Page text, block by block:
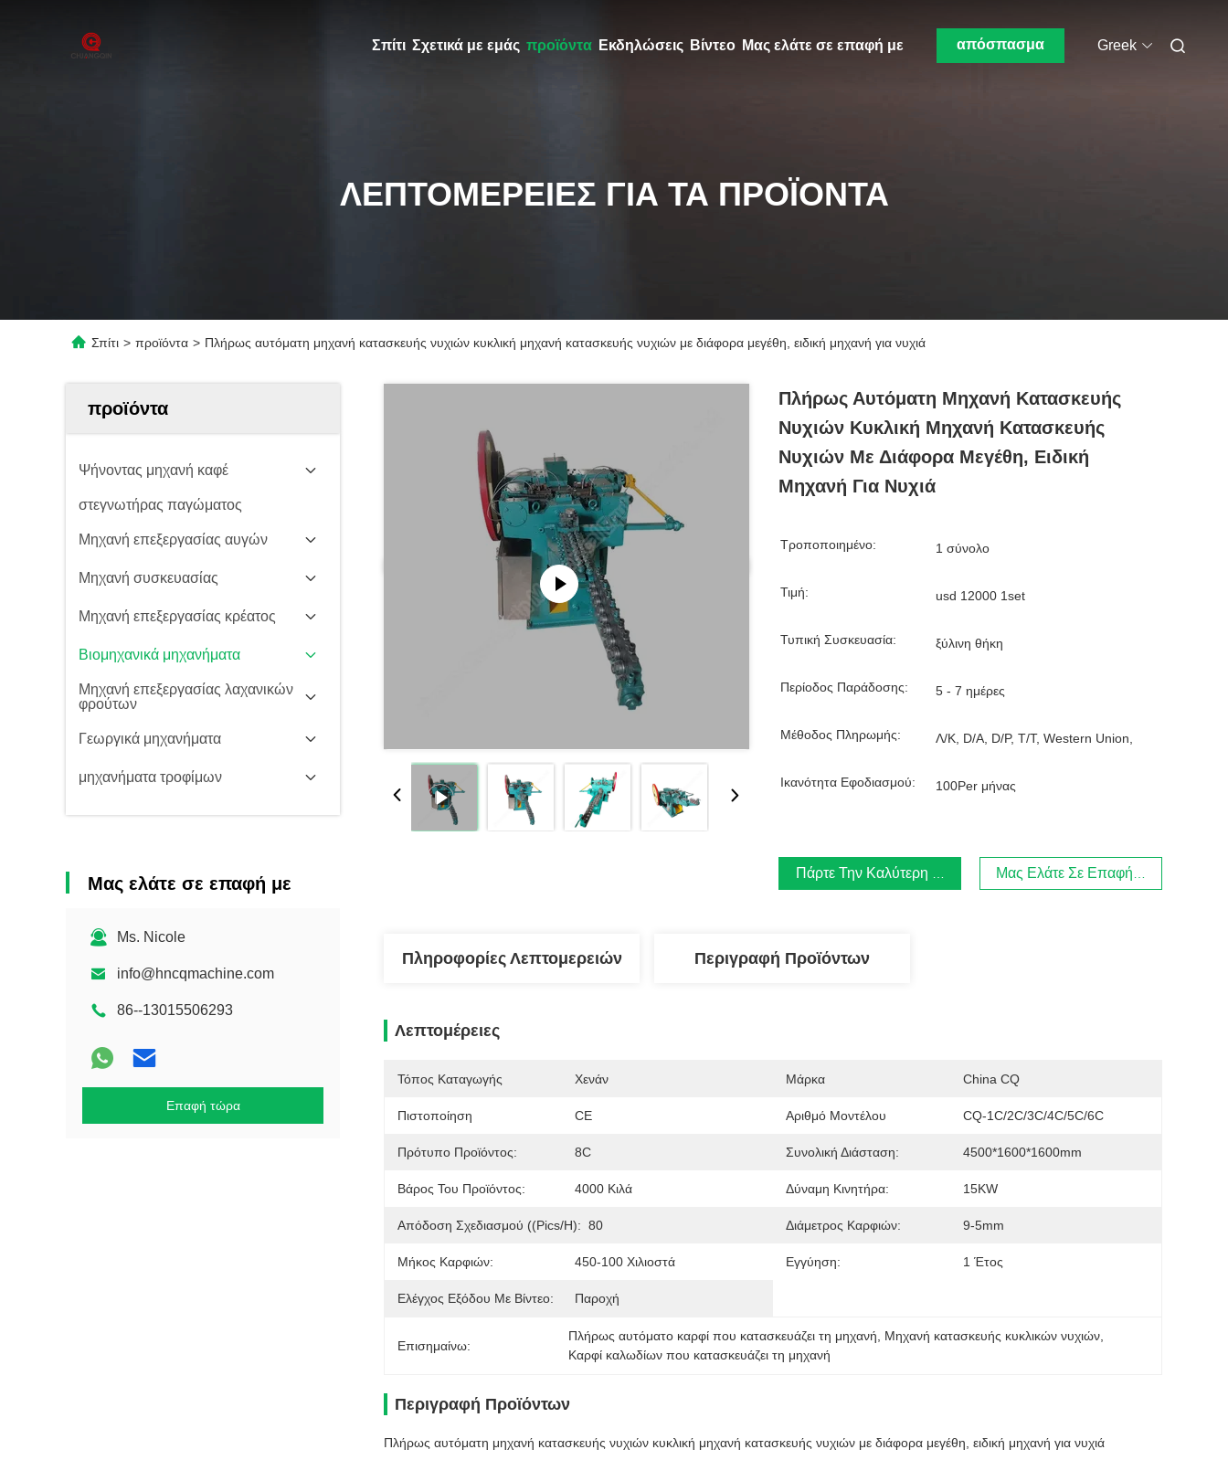
Σπίτι Σχετικά με εμάς προϊόντα Εκδηλώσεις Βίντεο Μας ελάτε σε επαφή με απόσπασμα Greek
ΛΕΠΤΟΜΈΡΕΙΕΣ ΓΙΑ ΤΑ ΠΡΟΪΌΝΤΑ
Σπίτι > προϊόντα > Πλήρως αυτόματη μηχανή κατασκευής νυχιών κυκλική μηχανή κατασκευής νυχιών με διάφορα μεγέθη, ειδική μηχανή για νυχιά
προϊόντα
Ψήνοντας μηχανή καφέ
στεγνωτήρας παγώματος
Μηχανή επεξεργασίας αυγών
Μηχανή συσκευασίας
Μηχανή επεξεργασίας κρέατος
Βιομηχανικά μηχανήματα
Μηχανή επεξεργασίας λαχανικών
φρούτων
Γεωργικά μηχανήματα
μηχανήματα τροφίμων
Μας ελάτε σε επαφή με
Ms. Nicole
info@hncqmachine.com
86--13015506293
Επαφή τώρα
Πλήρως Αυτόματη Μηχανή Κατασκευής
Νυχιών Κυκλική Μηχανή Κατασκευής
Νυχιών Με Διάφορα Μεγέθη, Ειδική
Μηχανή Για Νυχιά
Τροποποιημένο: 1 σύνολο
Τιμή: usd 12000 1set
Τυπική Συσκευασία: ξύλινη θήκη
Περίοδος Παράδοσης: 5 - 7 ημέρες
Μέθοδος Πληρωμής: Λ/Κ, D/A, D/P, T/T, Western Union,
Ικανότητα Εφοδιασμού: 100Per μήνας
Πάρτε Την Καλύτερη Τιμή Μας Ελάτε Σε Επαφή Με
Πληροφορίες Λεπτομερειών Περιγραφή Προϊόντων
Λεπτομέρειες
Τόπος Καταγωγής Χενάν Μάρκα China CQ
Πιστοποίηση CE Αριθμό Μοντέλου CQ-1C/2C/3C/4C/5C/6C
Πρότυπο Προϊόντος: 8C Συνολική Διάσταση: 4500*1600*1600mm
Βάρος Του Προϊόντος: 4000 Κιλά Δύναμη Κινητήρα: 15KW
Απόδοση Σχεδιασμού ((Pics/h): 80 Διάμετρος Καρφιών: 9-5mm
Μήκος Καρφιών: 450-100 Χιλιοστά Εγγύηση: 1 Έτος
Ελέγχος Εξόδου Με Βίντεο: Παροχή
Επισημαίνω:
Πλήρως αυτόματο καρφί που κατασκευάζει τη μηχανή Μηχανή κατασκευής κυκλικών νυχιών
Καρφί καλωδίων που κατασκευάζει τη μηχανή
Περιγραφή Προϊόντων
Πλήρως αυτόματη μηχανή κατασκευής νυχιών κυκλική μηχανή κατασκευής νυχιών με διάφορα μεγέθη, ειδική μηχανή για νυχιά